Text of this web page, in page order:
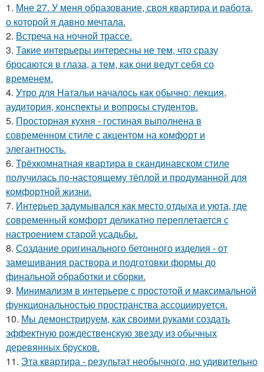
1. Мне 27. У меня образование, своя квартира и работа,
о которой я давно мечтала.
2. Встреча на ночной трассе.
3. Такие интерьеры интересны не тем, что сразу
бросаются в глаза, а тем, как они ведут себя со
временем.
4. Утро для Натальи началось как обычно: лекция,
аудитория, конспекты и вопросы студентов.
5. Просторная кухня - гостиная выполнена в
современном стиле с акцентом на комфорт и
элегантность.
6. Трёхкомнатная квартира в скандинавском стиле
получилась по-настоящему тёплой и продуманной для
комфортной жизни.
7. Интерьер задумывался как место отдыха и уюта, где
современный комфорт деликатно переплетается с
настроением старой усадьбы.
8. Создание оригинального бетонного изделия - от
замешивания раствора и подготовки формы до
финальной обработки и сборки.
9. Минимализм в интерьере с простотой и максимальной
функциональностью пространства ассоциируется.
10. Мы демонстрируем, как своими руками создать
эффектную рождественскую звезду из обычных
деревянных брусков.
11. Эта квартира - результат необычного, но удивительно